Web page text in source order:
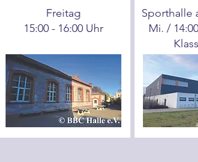
Freitag
15:00 - 16:00 Uhr
Sporthalle
Mi. /